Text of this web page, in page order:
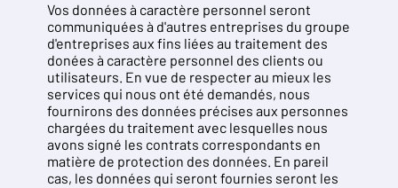
Vos données à caractère personnel seront
communiquées à d'autres entreprises du groupe
d'entreprises aux fins liées au traitement des
donées à caractère personnel des clients ou
utilisateurs. En vue de respecter au mieux les
services qui nous ont été demandés, nous
fournirons des données précises aux personnes
chargées du traitement avec lesquelles nous
avons signé les contrats correspondants en
matière de protection des données. En pareil
cas, les données qui seront fournies seront les